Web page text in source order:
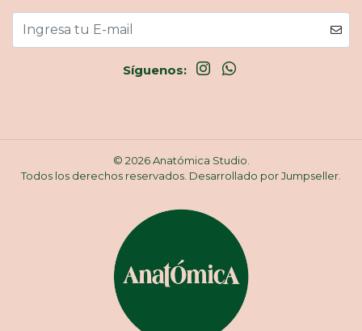
Síguenos:
© 2026 Anatómica Studio.
Todos los derechos reservados. Desarrollado por Jumpseller